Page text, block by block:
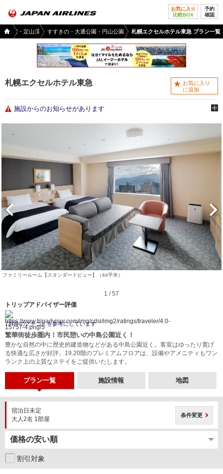
お気に入り
比較BOX
予約
確認
国内
ツア
市周辺・定山渓 すすきの・大通公園・円山公園 札幌エクセルホテル東急 プラン一覧
札幌エクセルホテル東急
お気に入り
に追加
施設からのお知らせがあります
ファミリールーム【スタンダードビュー】（44平米）
1 / 57
前へ 次へ
トリップアドバイザー評価
737件のクチコミを参考にしています
繁華街徒歩圏内！市民憩いの中島公園近く！
豊かな自然の中に歴史的建造物などがある中島公園近く。客室はゆったり寛げ
る快適な広さが好評。19.20階のプレミアムフロアは、設備やアメニティもワン
ランク上の上質なステイをご提供いたします。
プラン一覧 施設情報 地図
宿泊日未定
大人2名 1部屋
条件変更
割引対象